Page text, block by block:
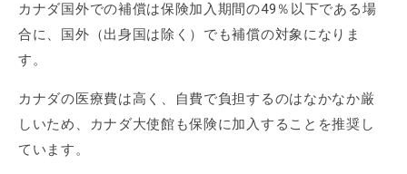
カナダ国外での補償は保険加入期間の49％以下である場
合に、国外（出身国は除く）でも補償の対象になりま
す。
カナダの医療費は高く、自費で負担するのはなかなか厳
しいため、カナダ大使館も保険に加入することを推奨し
ています。